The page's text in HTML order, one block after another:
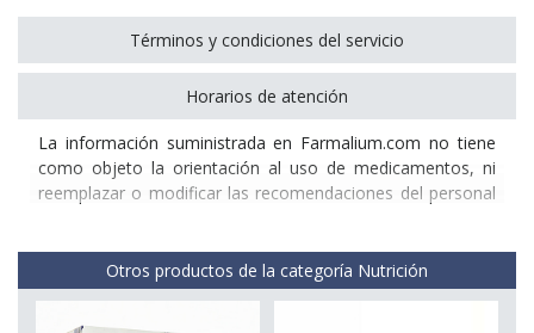
Términos y condiciones del servicio
Horarios de atención
La información suministrada en Farmalium.com no tiene
como objeto la orientación al uso de medicamentos, ni
reemplazar o modificar las recomendaciones del personal
números, gráficos e imágenes y cualquier otro material, es
sólo con propósitos de brindar información y no tiene
Otros productos de la categoría Nutrición